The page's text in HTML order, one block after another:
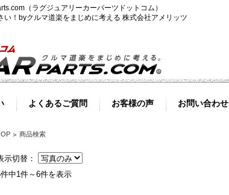
（ラグジュアリーカーパーツドットコム）
！byクルマ道楽をまじめに考える 株式会社アメリッツ
よくあるご質問 お客様の声 お問い合わせ
商品検索
示切替：
中1件～6件を表示